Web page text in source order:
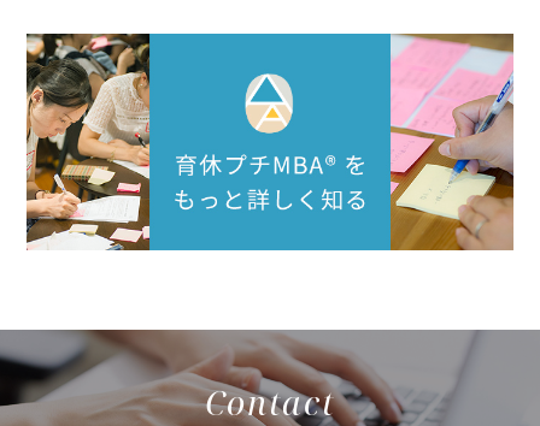
Contact